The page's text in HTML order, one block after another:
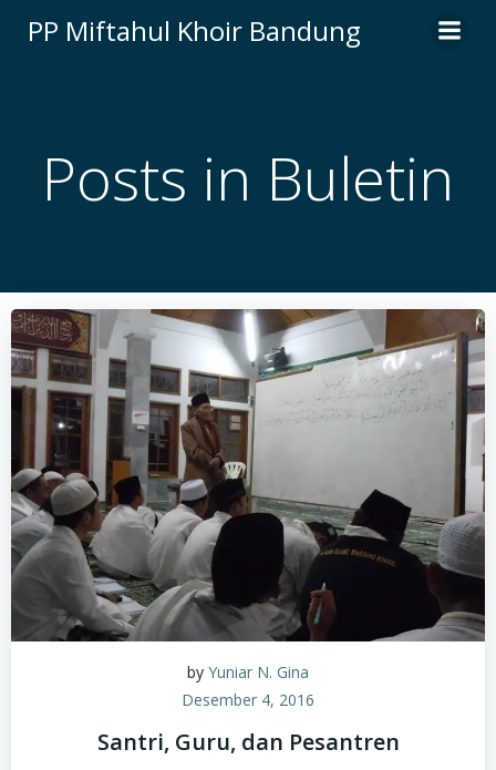
to
PP Miftahul Khoir Bandung
Posts in Buletin
by Yuniar N. Gina
Desember 4, 2016
Santri, Guru, dan Pesantren